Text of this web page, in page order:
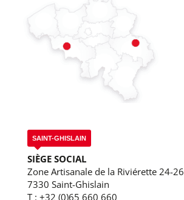
SAINT-GHISLAIN
SIÈGE SOCIAL
Zone Artisanale de la Riviérette 24-26
7330 Saint-Ghislain
T : +32 (0)65 660 660